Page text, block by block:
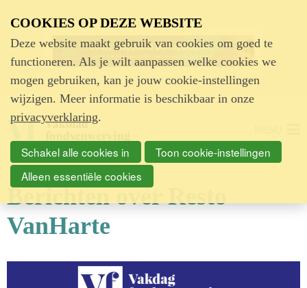
Advertentie
Berichten over Resto
VanHarte
COOKIES OP DEZE WEBSITE
Deze website maakt gebruik van cookies om goed te
functioneren. Als je wilt aanpassen welke cookies we
mogen gebruiken, kan je jouw cookie-instellingen
wijzigen. Meer informatie is beschikbaar in onze
privacyverklaring.
Schakel alle cookies in
Toon cookie-instellingen
Alleen essentiële cookies